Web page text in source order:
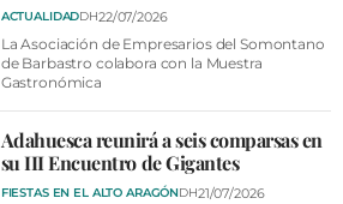
ACTUALIDADDH22/07/2026
La Asociación de Empresarios del Somontano
de Barbastro colabora con la Muestra
Gastronómica
Adahuesca reunirá a seis comparsas en
su III Encuentro de Gigantes
FIESTAS EN EL ALTO ARAGÓNDH21/07/2026